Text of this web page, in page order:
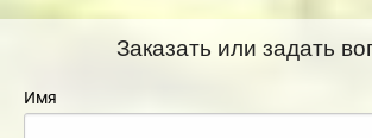
Заказать или задать
Имя